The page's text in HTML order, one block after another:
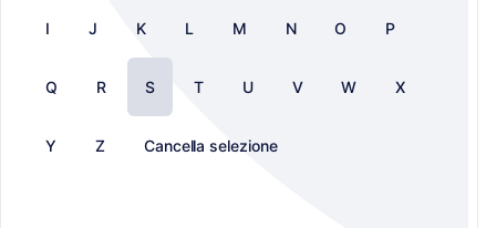
I J K L M N O P
Q R S T U V W X
Y Z Cancella selezione